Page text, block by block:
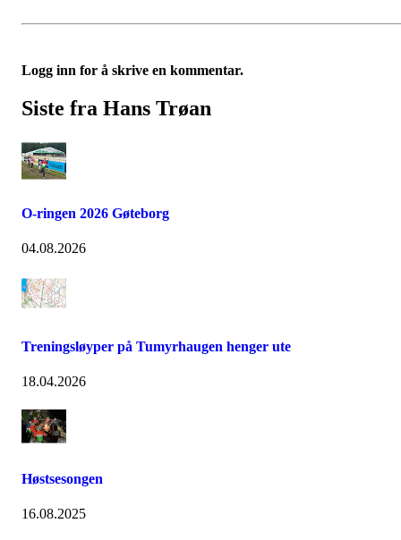
Logg inn for å skrive en kommentar.
Siste fra Hans Trøan
O-ringen 2026 Gøteborg
04.08.2026
Treningsløyper på Tumyrhaugen henger ute
18.04.2026
Høstsesongen
16.08.2025